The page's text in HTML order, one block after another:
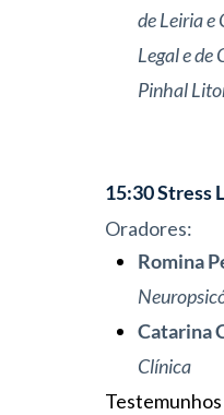
de Leiria e
Legal e de
Pinhal
15:30Stress
Oradores:
Romina
Catarina
Clínica